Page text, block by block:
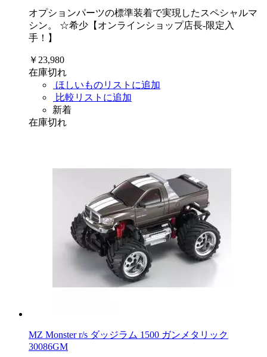
オプションパーツの標準装着で実現したスペシャルマ
シン。 ☆希少【オンラインショップ店長-限定入
手！】
￥23,980
在庫切れ
ほしいものリストに追加
比較リストに追加
新着
在庫切れ
MZ Monster r/s ダッジラム 1500 ガンメタリック
30086GM